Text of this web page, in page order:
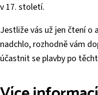
v 17. století.
Jestliže vás už jen čtení o
nadchlo, rozhodně vám
účastnit se plavby po